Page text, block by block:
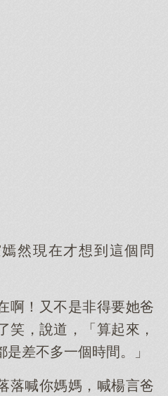
然現在才想到這個問
啊！又不是非得要她爸
笑，說道，「算起來，
差不多一個時間。」
落喊你媽媽，喊楊言爸